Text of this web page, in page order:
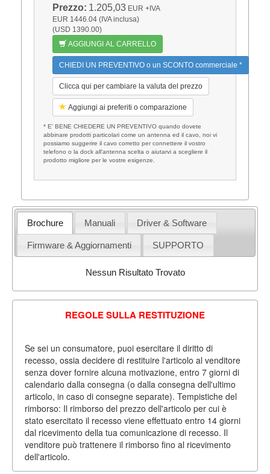
Prezzo: 1.205,03 EUR +IVA
EUR 1446.04 (IVA inclusa)
(USD 1390.00)
AGGIUNGI AL CARRELLO
CHIEDI UN PREVENTIVO o un SCONTO commerciale *
Clicca qui per cambiare la valuta del prezzo
Aggiungi ai preferiti o comparazione
* E' BENE CHIEDERE UN PREVENTIVO quando dovete
abbinare prodotti particolari come un antenna ed il cavo, noi vi
possiamo suggerire il cavo corretto per connettere il vostro
telefono o la dock all'antenna scelta o aiutarvi a scegliere il
prodotto migliore per le vostre esigenze.
Brochure Manuali Driver & Software
Firmware & Aggiornamenti SUPPORTO
Nessun Risultato Trovato
REGOLE SULLA RESTITUZIONE
Se sei un consumatore, puoi esercitare il diritto di
recesso, ossia decidere di restituire l'articolo al venditore
senza dover fornire alcuna motivazione, entro 7 giorni di
calendario dalla consegna (o dalla consegna dell'ultimo
articolo, in caso di consegne separate). Tempistiche del
rimborso: Il rimborso del prezzo dell'articolo per cui è
stato esercitato il recesso viene effettuato entro 14 giorni
dal ricevimento della tua comunicazione di recesso. Il
venditore può trattenere il rimborso fino al ricevimento
dell'articolo.